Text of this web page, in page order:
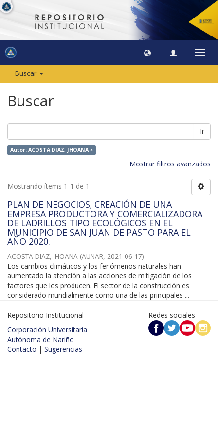
Buscar
Buscar
Ir
Autor: ACOSTA DIAZ, JHOANA ×
Mostrar filtros avanzados
Mostrando ítems 1-1 de 1
PLAN DE NEGOCIOS; CREACIÓN DE UNA
EMPRESA PRODUCTORA Y COMERCIALIZADORA
DE LADRILLOS TIPO ECOLÓGICOS EN EL
MUNICIPIO DE SAN JUAN DE PASTO PARA EL
AÑO 2020.
ACOSTA DIAZ, JHOANA (AUNAR, 2021-06-17)
Los cambios climáticos y los fenómenos naturales han
aumentado la atención a las acciones de mitigación de los
factores que los producen. El sector de la construcción es
considerado mundialmente como una de las principales ...
Repositorio Institucional
Corporación Universitaria
Autónoma de Nariño
Contacto | Sugerencias
Redes sociales